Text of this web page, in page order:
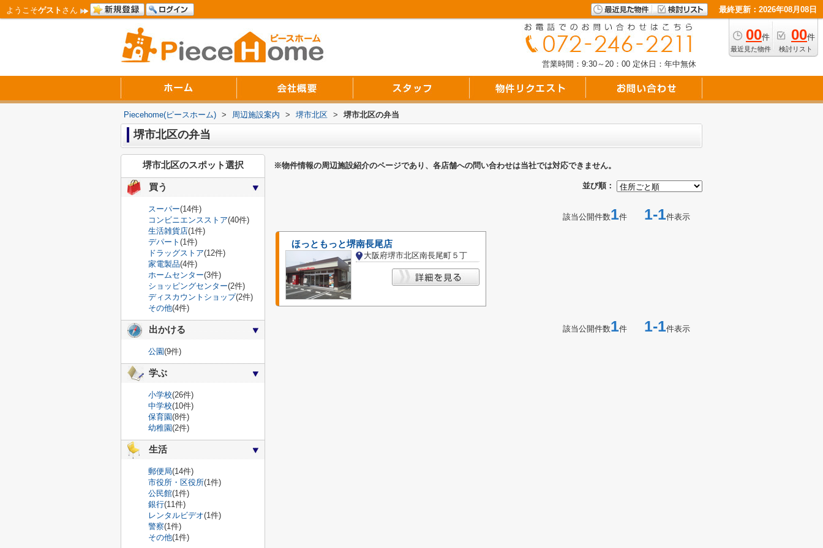
ようこそゲスト さん 最終更新：2026年08月08日
00件
最近見た物件
00件
検討リスト
営業時間：9:30～20：00 定休日：年中無休
Piecehome(ピースホーム) > 周辺施設案内 > 堺市北区 > 堺市北区の弁当
堺市北区の弁当
※物件情報の周辺施設紹介のページであり、各店舗への問い合わせは当社では対応できません。
並び順：
該当公開件数1件 1-1件表示
ほっともっと堺南長尾店
大阪府堺市北区南長尾町５丁
該当公開件数1件 1-1件表示
堺市北区のスポット選択
買う
スーパー(14件)
コンビニエンスストア(40件)
生活雑貨店(1件)
デパート (1件)
ドラッグストア(12件)
家電製品(4件)
ホームセンター(3件)
ショッピングセンター(2件)
ディスカウントショップ(2件)
その他(4件)
出かける
公園(9件)
学ぶ
小学校(26件)
中学校(10件)
保育園(8件)
幼稚園(2件)
生活
郵便局(14件)
市役所・区役所(1件)
公民館(1件)
銀行(11件)
レンタルビデオ(1件)
警察(1件)
その他(1件)